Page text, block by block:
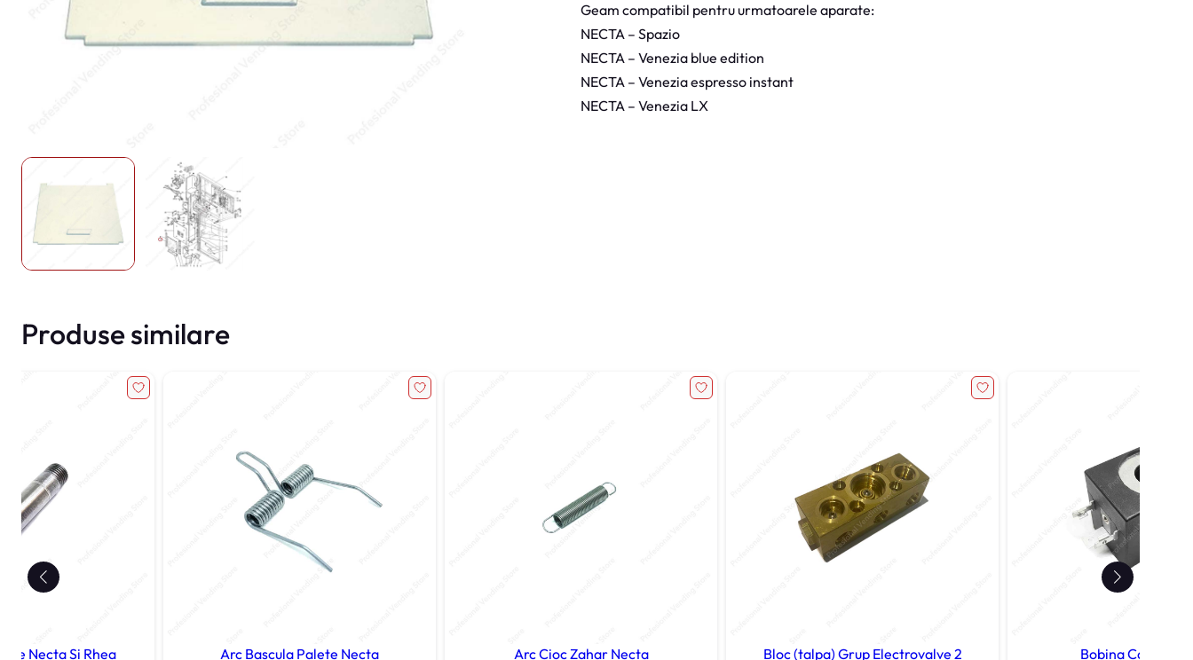
a
m
N
e
c
t
a
V
e
Geam compatibil pentru urmatoarele aparate:
NECTA – Spazio
NECTA – Venezia blue edition
NECTA – Venezia espresso instant
NECTA – Venezia LX
Produse similare
Necta Si Rhea Arc Bascula Palete Necta Arc Cioc Zahar Necta
Bloc (talpa) Grup Electrovalve 2
Bobina Cafea